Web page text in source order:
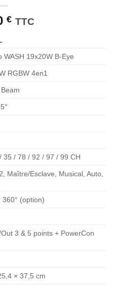
€ TTC
WASH 19x20W B-Eye
RGBW 4en1
35 / 78 / 92 / 97 / 99 CH
Maître/Esclave, Musical, Auto,
360° (option)
3 & 5 points + PowerCon
× 37,5 cm